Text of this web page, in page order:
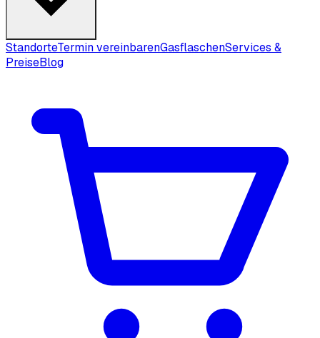
StandorteTermin vereinbarenGasflaschenServices &
PreiseBlog